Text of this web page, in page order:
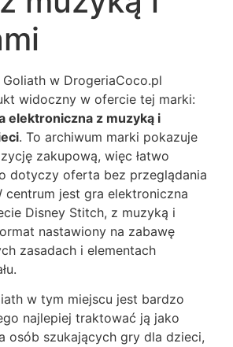
w DrogeriaCoco.pl
widoczny w ofercie tej marki:
elektroniczna z muzyką i
. To archiwum marki pokazuje
zakupową, więc łatwo
dotyczy oferta bez przeglądania
centrum jest gra elektroniczna
Disney Stitch, z muzyką i
nastawiony na zabawę
zasadach i elementach
w tym miejscu jest bardzo
najlepiej traktować ją jako
osób szukających gry dla dzieci,